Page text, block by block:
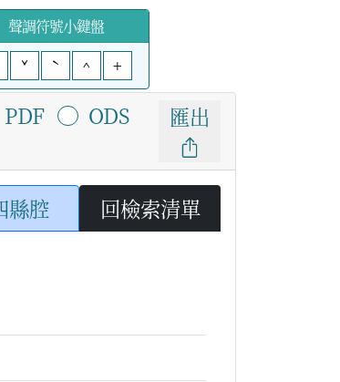
聲調符號小鍵盤
ˇ ˋ ^ +
PDF ODS 匯出
縣腔 回檢索清單